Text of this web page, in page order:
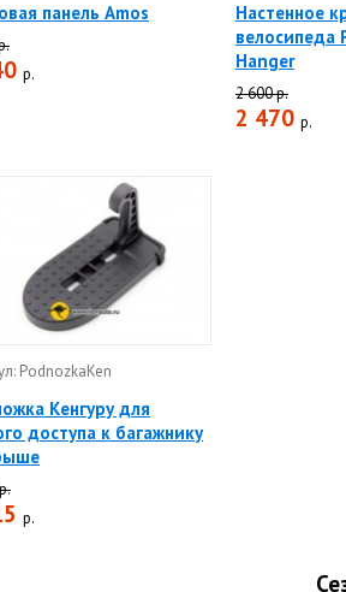
панель Amos
р.
Настенное
велосипеда
Hanger
2 600 р.
2 470 р.
PodnozkaKen
Кенгуру для
доступа к багажнику
р.